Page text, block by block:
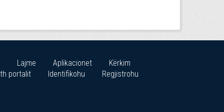
Lajme Aplikacionet
Kërkim
portalit
Identifikohu Regjistrohu